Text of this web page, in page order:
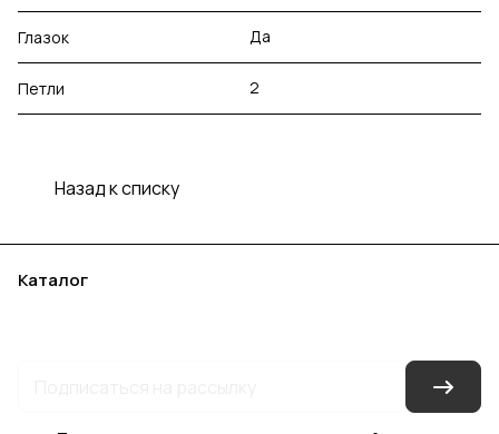
Глазок Да
Петли 2
Назад к списку
Каталог